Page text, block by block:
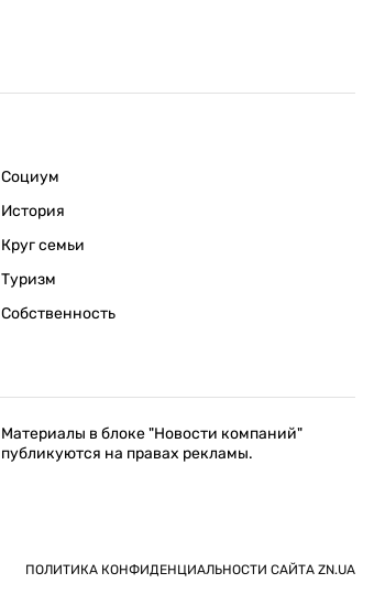
Социум
История
Круг семьи
Туризм
Собственность
Материалы в блоке "Новости компаний"
публикуются на правах рекламы.
ПОЛИТИКА КОНФИДЕНЦИАЛЬНОСТИ САЙТА ZN.UA